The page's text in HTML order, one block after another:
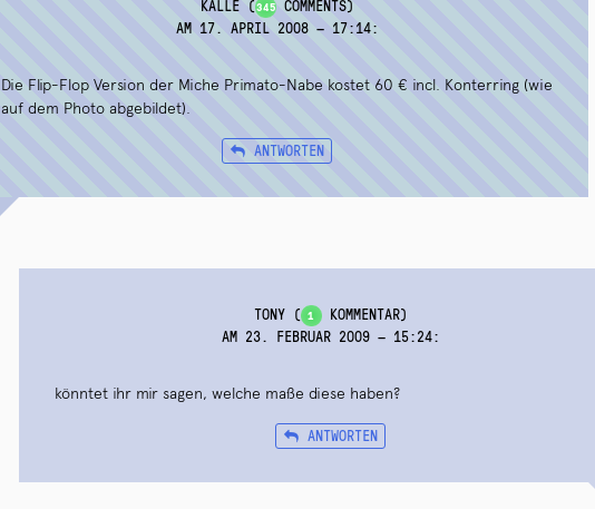
KALLE (345COMMENTS)
AM 17. APRIL 2008 — 17:14:
Die Flip-Flop Version der Miche Primato-Nabe kostet 60 € incl. Konterring (wie
auf dem Photo abgebildet).
ANTWORTEN
TONY ( 1 KOMMENTAR)
AM 23. FEBRUAR 2009 — 15:24:
könntet ihr mir sagen, welche maße diese haben?
ANTWORTEN